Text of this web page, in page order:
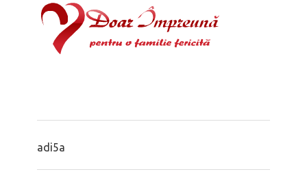
Bărbatul să-și iubească nevasta
Bărbatul – om al rugăciunii
Calculove
Bărbatul ca tată
adi5a